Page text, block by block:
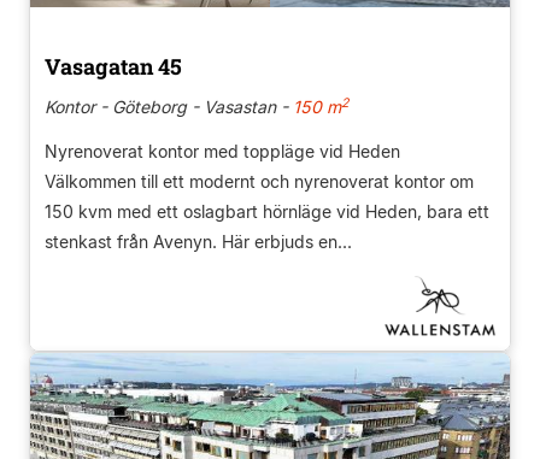
Vasagatan 45
Kontor - Göteborg - Vasastan -150 m2
Nyrenoverat kontor med toppläge vid Heden
Välkommen till ett modernt och nyrenoverat kontor om
150 kvm med ett oslagbart hörnläge vid Heden, bara ett
stenkast från Avenyn. Här erbjuds en...